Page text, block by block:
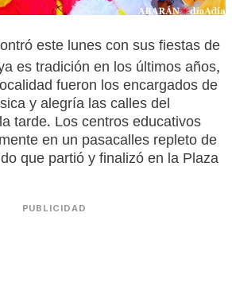
este lunes con sus fiestas de
es tradición en los últimos años,
fueron los encargados de
y alegría las calles del
tarde. Los centros educativos
en un pasacalles repleto de
que partió y finalizó en la Plaza
PUBLICIDAD